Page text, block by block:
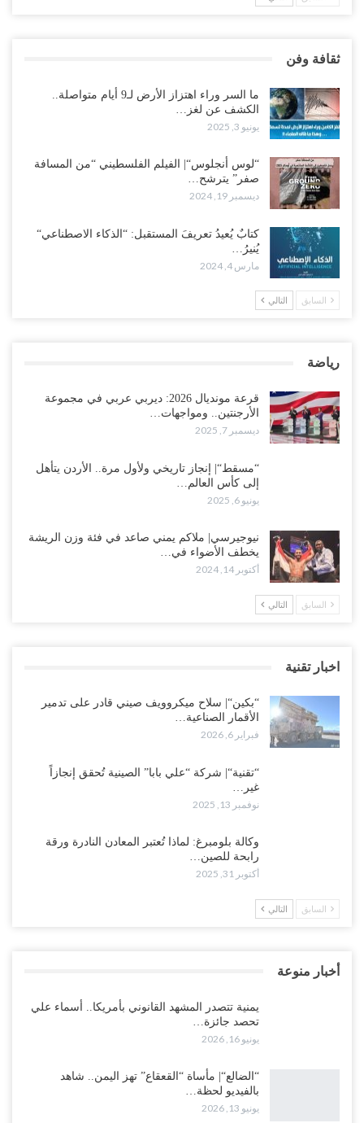
ثقافة وفن
ما السر وراء اهتزاز الأرض لـ9 أيام متواصلة..
الكشف عن لغز…
يونيو 3, 2025
“لوس أنجلوس“| الفيلم الفلسطيني “من المسافة
صفر” يترشح…
ديسمبر 19, 2024
كتابٌ يُعيدُ تعريفَ المستقبل: “الذكاء الاصطناعي“
يُنيرُ…
مارس 4, 2024
السابق التالي
رياضة
قرعة مونديال 2026: ديربي عربي في مجموعة
الأرجنتين.. ومواجهات…
ديسمبر 7, 2025
“مسقط“| إنجاز تاريخي ولأول مرة.. الأردن يتأهل
إلى كأس العالم…
يونيو 6, 2025
نيوجيرسي| ملاكم يمني صاعد في فئة وزن الريشة
يخطف الأضواء في…
أكتوبر 14, 2024
السابق التالي
اخبار تقنية
“بكين“| سلاح ميكروويف صيني قادر على تدمير
الأقمار الصناعية…
فبراير 6, 2026
“تقنية“| شركة “علي بابا” الصينية تُحقق إنجازاً
غير…
نوفمبر 13, 2025
وكالة بلومبرغ: لماذا تُعتبر المعادن النادرة ورقة
رابحة للصين…
أكتوبر 31, 2025
السابق التالي
أخبار منوعة
يمنية تتصدر المشهد القانوني بأمريكا.. أسماء علي
تحصد جائزة…
يونيو 16, 2026
“الضالع“| مأساة “القعقاع” تهز اليمن.. شاهد
بالفيديو لحظة…
يونيو 13, 2026